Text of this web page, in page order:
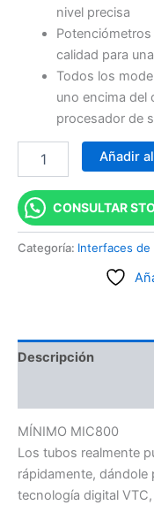
nivel precisa
calidad para
Todos los
uno encima del
procesador de
Añadir
CONSULTAR
Categoría: Interfaces de
Descripción
MÍNIMO MIC800
Los tubos realmente
rápidamente, dándole
tecnología digital